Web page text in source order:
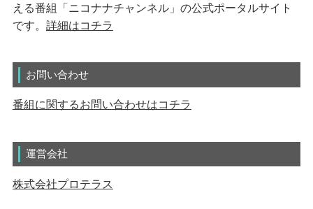
える番組「ニコナナチャンネル」の公式ポータルサイト
です。 詳細はコチラ
お問い合わせ
番組に関するお問い合わせはコチラ
運営会社
株式会社プロテラス